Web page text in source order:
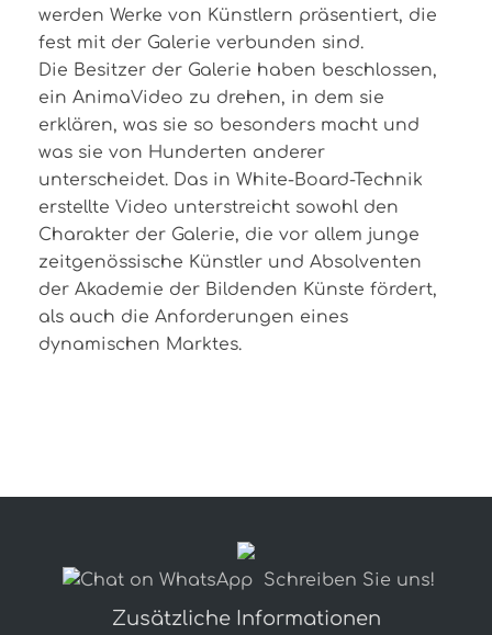
werden Werke von Künstlern präsentiert, die
fest mit der Galerie verbunden sind.
Die Besitzer der Galerie haben beschlossen,
ein AnimaVideo zu drehen, in dem sie
erklären, was sie so besonders macht und
was sie von Hunderten anderer
unterscheidet. Das in White-Board-Technik
erstellte Video unterstreicht sowohl den
Charakter der Galerie, die vor allem junge
zeitgenössische Künstler und Absolventen
der Akademie der Bildenden Künste fördert,
als auch die Anforderungen eines
dynamischen Marktes.
Schreiben Sie uns!
Zusätzliche Informationen